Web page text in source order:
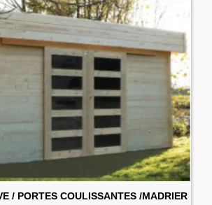
/ PORTES COULISSANTES /MADRIER